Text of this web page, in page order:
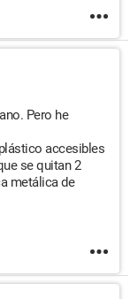
Pero he
accesibles
se quitan 2
metálica de